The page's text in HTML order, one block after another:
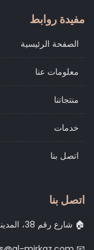
مفيدة روابط
الصفحة الرئيسية
معلومات عنا
منتجاتنا
خدمات
اتصل بنا
اتصل بنا
شارع رقم 38، المدينة الصناعية بالخرج، منطقة الرياض 🏠